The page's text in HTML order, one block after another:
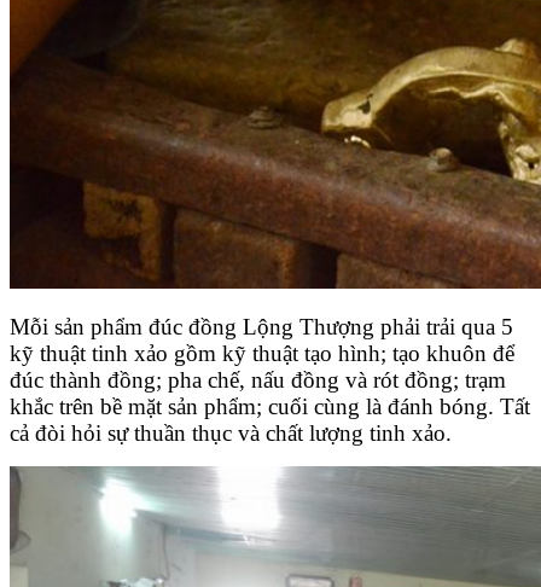
Mỗi sản phẩm đúc đồng Lộng Thượng phải trải qua 5
kỹ thuật tinh xảo gồm kỹ thuật tạo hình; tạo khuôn để
đúc thành đồng; pha chế, nấu đồng và rót đồng; trạm
khắc trên bề mặt sản phẩm; cuối cùng là đánh bóng. Tất
cả đòi hỏi sự thuần thục và chất lượng tinh xảo.